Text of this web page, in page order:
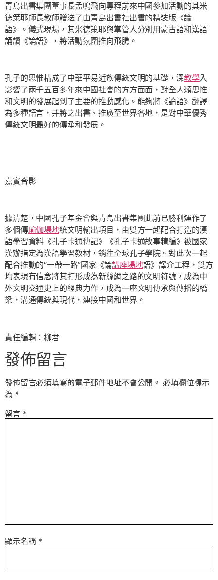
青島出書集團董事長孟鳴飛向專程前來中國參加活動的其米
德策耶師長教師贈送了由青島出書社出書的精裝版《論
語》。儀式現場，其米德策耶與掌管人分別用蒙古語和漢語
誦讀《論語》，將活動氛圍推向飛騰。
孔子的思惟構成了中華平易近族傳統文明的基礎，深教學入
影響了兩千五百多年來中國社會的方方面面，對全人類思惟
和文明的發展起到了主要的推動感化。能夠將《論語》翻譯
為多種語言，并將之出書、推廣至世界各地，是對中華優秀
傳統文明最好的傳承和發展。
嘉賓合影
據清楚，中國孔子基金會與青島出書集團此前已勝利運作了
多個傳瑜伽場地統文明輸出項目，由雙方一起配合打造的漢
語學習資料《孔子卡通傳記》《孔子卡通故事精編》被國家
漢辦指定為漢語學習教材，銷往全球孔子學院。對此次一起
配合推動的“一帶一路”國家《論講座場地語》譯介工程，雙方
均表現有信念將其打形成為新絲綢之路的文明符號，成為中
外文明交通史上的經典力作，成為一座文明傳承與傳播的橋
梁，溝通傳統與現代，連接中國和世界。
責任編輯：柳君
發佈留言
發佈留言必須填寫的電子郵件地址不會公開。 必填欄位標示
為 *
留言 *
顯示名稱 *